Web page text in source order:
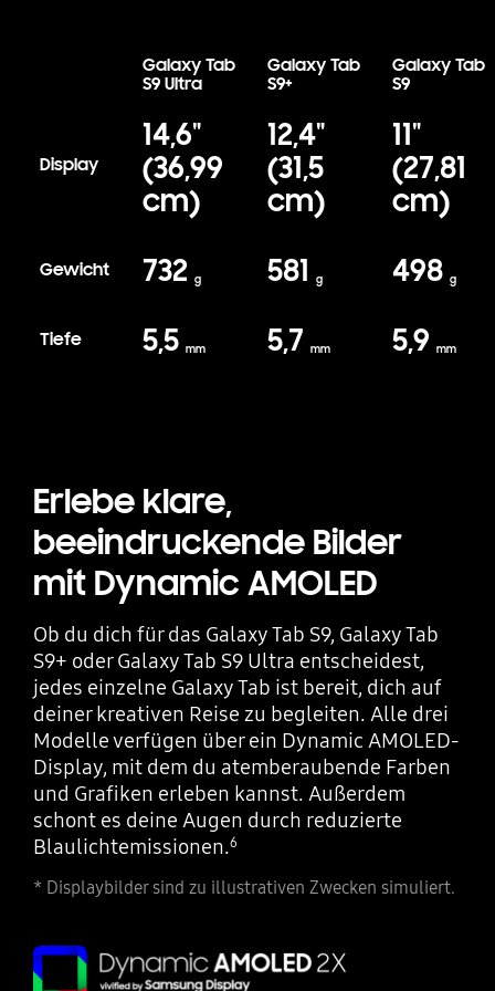
Galaxy Tab
S9 Ultra
Galaxy Tab
S9+
Galaxy Tab
S9
Display
14,6"
(36,99
cm)
12,4"
(31,5
cm)
11"
(27,81
cm)
Gewicht 732 g 581 g 498 g
Tiefe 5,5 mm 5,7 mm 5,9 mm
Erlebe klare,
beeindruckende Bilder
mit Dynamic AMOLED
Ob du dich für das Galaxy Tab S9, Galaxy Tab
S9+ oder Galaxy Tab S9 Ultra entscheidest,
jedes einzelne Galaxy Tab ist bereit, dich auf
deiner kreativen Reise zu begleiten. Alle drei
Modelle verfügen über ein Dynamic AMOLED-
Display, mit dem du atemberaubende Farben
und Grafiken erleben kannst. Außerdem
schont es deine Augen durch reduzierte
Blaulichtemissionen.6
* Displaybilder sind zu illustrativen Zwecken simuliert.